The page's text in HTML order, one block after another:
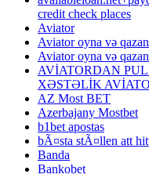
credit check places
Aviator
Aviator oyna və
Aviator oyna və
AVİATORDAN
XƏSTƏLİK
AZ Most BET
Azerbajany Mostbet
b1bet apostas
bÃ¤sta stÃ¤llen att
Banda
Bankobet